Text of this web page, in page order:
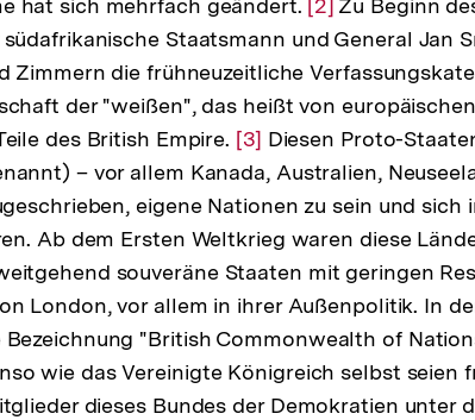
Fußnote
hat sich mehrfach geändert. Zur
Auflösung
der
Fußnote
[2] Zu Beginn
Staatsmann und General Jan
Zimmern die frühneuzeitliche
der "weißen", das heißt von
des British Empire. Zur
Auflösung
der
Fußnote
[3] Diesen Proto-
– vor allem Kanada, Australien,
eigene Nationen zu sein und
Ab dem Ersten Weltkrieg waren diese
souveräne Staaten mit geringen
London, vor allem in ihrer Außenpolitik. In
Bezeichnung "British Commonwealth of
wie das Vereinigte Königreich selbst seien
dieses Bundes der Demokratien unter